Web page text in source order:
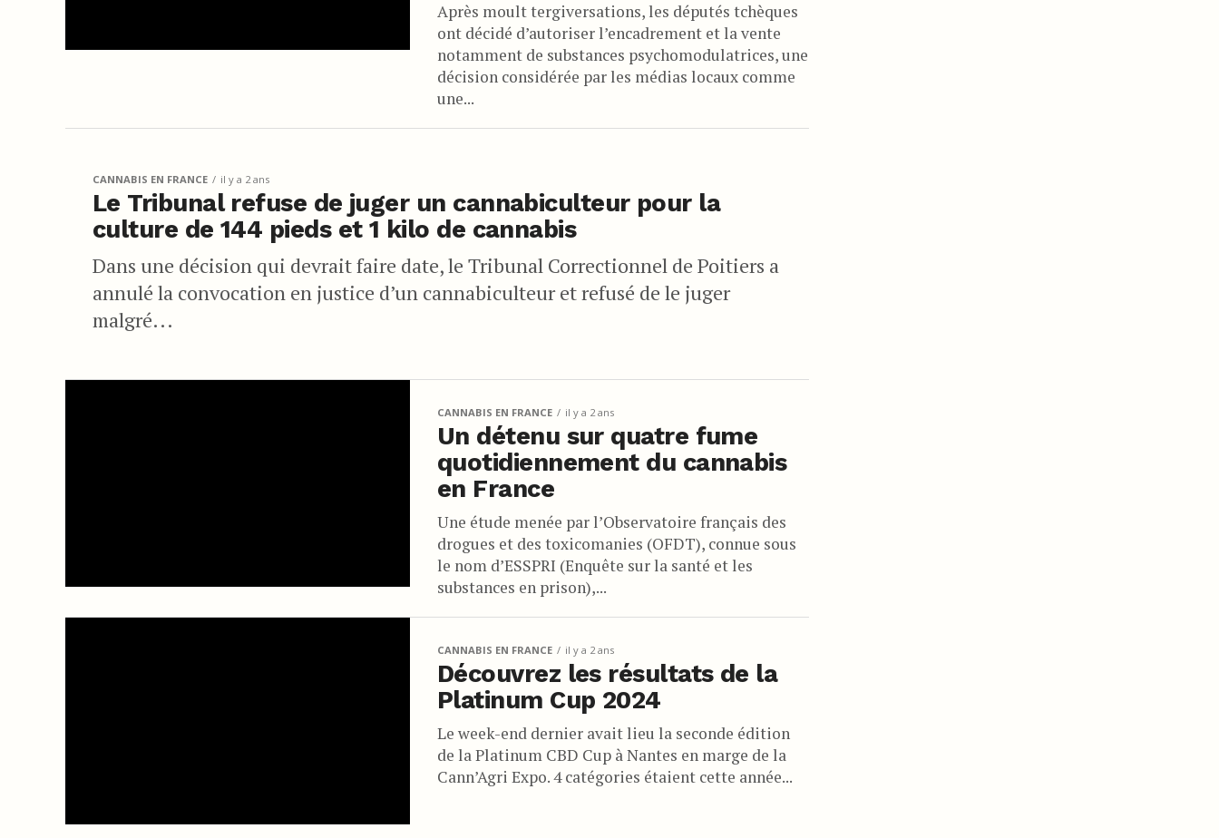
Après moult tergiversations, les députés tchèques
ont décidé d’autoriser l’encadrement et la vente
notamment de substances psychomodulatrices, une
décision considérée par les médias locaux comme
une...
CANNABIS EN FRANCE il y a 2 ans
Le Tribunal refuse de juger un cannabiculteur pour la
culture de 144 pieds et 1 kilo de cannabis
Dans une décision qui devrait faire date, le Tribunal Correctionnel de Poitiers a
annulé la convocation en justice d’un cannabiculteur et refusé de le juger
malgré...
CANNABIS EN FRANCE il y a 2 ans
Un détenu sur quatre fume
quotidiennement du cannabis
en France
Une étude menée par l’Observatoire français des
drogues et des toxicomanies (OFDT), connue sous
le nom d’ESSPRI (Enquête sur la santé et les
substances en prison),...
CANNABIS EN FRANCE il y a 2 ans
Découvrez les résultats de la
Platinum Cup 2024
Le week-end dernier avait lieu la seconde édition
de la Platinum CBD Cup à Nantes en marge de la
Cann’Agri Expo. 4 catégories étaient cette année...